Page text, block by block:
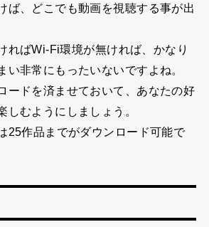
ば、どこでも動画を視聴する事が出
ればWi-Fi環境が無ければ、かなり
い非常にもったいないですよね。
ードを済ませておいて、あなたの好
しむようにしましょう。
25作品までがダウンロード可能で